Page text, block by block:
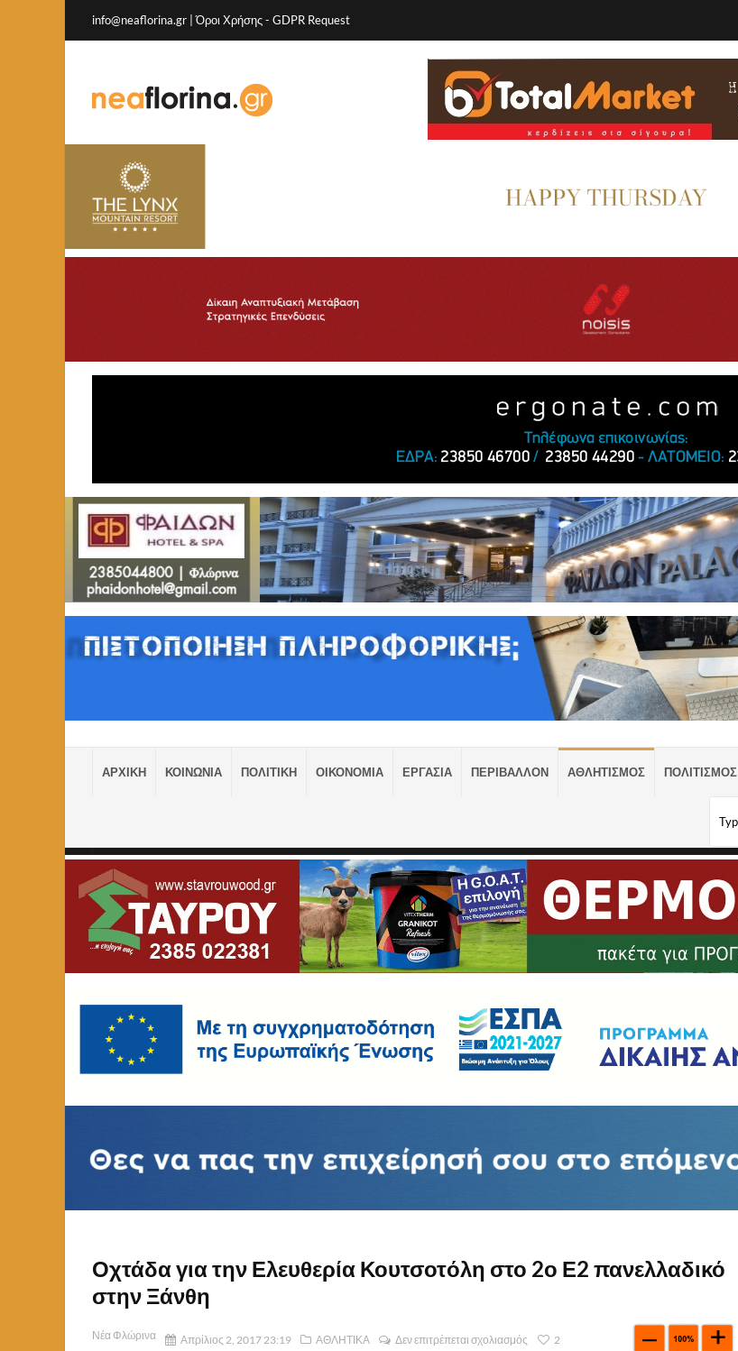
info@neaflorina.gr |Όροι Χρήσης- GDPR Request
ΑΡΧΙΚΗ ΚΟΙΝΩΝΙΑ ΠΟΛΙΤΙΚΗ ΟΙΚΟΝΟΜΙΑ ΕΡΓΑΣΙΑ ΠΕΡΙΒΑΛΛΟΝ ΑΘΛΗΤΙΣΜΟΣ ΠΟΛΙΤΙΣΜΟΣ
Οχτάδα για την Ελευθερία Κουτσοτόλη στο 2ο Ε2 πανελλαδικό
στην Ξάνθη
Νέα Φλώρινα Απρίλιος 2, 2017 23:19 ΑΘΛΗΤΙΚΑ Δεν επιτρέπεται σχολιασμός 2